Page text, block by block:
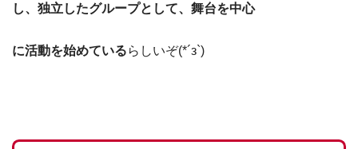
し、独立したグループとして、舞台を中心
に活動を始めているらしいぞ(*´з`)